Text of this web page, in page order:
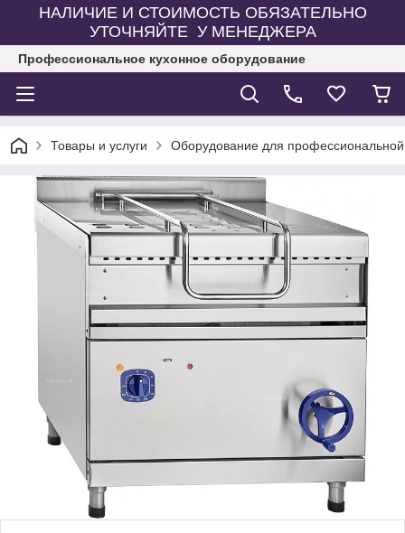
НАЛИЧИЕ И СТОИМОСТЬ ОБЯЗАТЕЛЬНО
УТОЧНЯЙТЕ У МЕНЕДЖЕРА
Профессиональное кухонное оборудование
Товары и услуги Оборудование для профессиональной